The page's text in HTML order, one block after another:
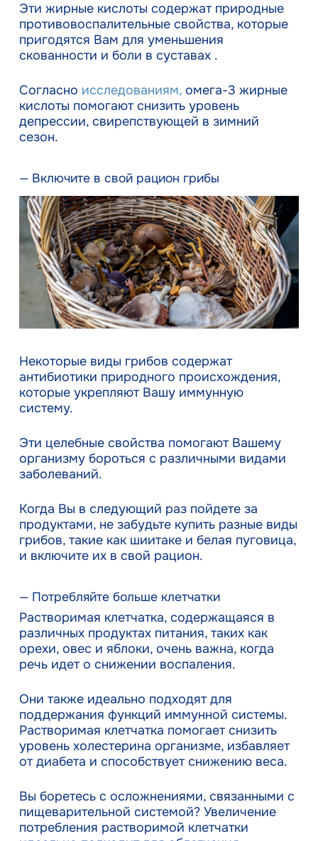
Эти жирные кислоты содержат природные
противовоспалительные свойства, которые
пригодятся Вам для уменьшения
скованности и боли в суставах .
Согласно исследованиям,омега-3 жирные
кислоты помогают снизить уровень
депрессии, свирепствующей в зимний
сезон.
— Включите в свой рацион грибы
Некоторые виды грибов содержат
антибиотики природного происхождения,
которые укрепляют Вашу иммунную
систему.
Эти целебные свойства помогают Вашему
организму бороться с различными видами
заболеваний.
Когда Вы в следующий раз пойдете за
продуктами, не забудьте купить разные виды
грибов, такие как шиитаке и белая пуговица,
и включите их в свой рацион.
— Потребляйте больше клетчатки
Растворимая клетчатка, содержащаяся в
различных продуктах питания, таких как
орехи, овес и яблоки, очень важна, когда
речь идет о снижении воспаления.
Они также идеально подходят для
поддержания функций иммунной системы.
Растворимая клетчатка помогает снизить
уровень холестерина организме, избавляет
от диабета и способствует снижению веса.
Вы боретесь с осложнениями, связанными с
пищеварительной системой? Увеличение
потребления растворимой клетчатки